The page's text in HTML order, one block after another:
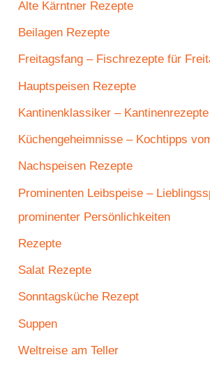
Alte Kärntner Rezepte
Beilagen Rezepte
Freitagsfang – Fischrezepte für
Hauptspeisen Rezepte
Kantinenklassiker –
Küchengeheimnisse – Kochtipps
Nachspeisen Rezepte
Prominenten Leibspeise –
prominenter Persönlichkeiten
Rezepte
Salat Rezepte
Sonntagsküche Rezept
Suppen
Weltreise am Teller